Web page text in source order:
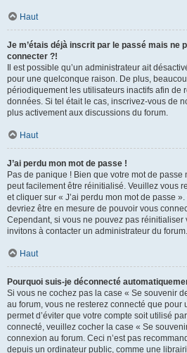
Haut
Je m’étais déjà inscrit par le passé mais ne
connecter ?!
Il est possible qu’un administrateur ait
pour une quelconque raison. De plus,
périodiquement les utilisateurs inactifs afin de
données. Si tel était le cas, inscrivez-vous de
plus activement aux discussions du forum.
Haut
J’ai perdu mon mot de passe !
Pas de panique ! Bien que votre mot de passe
peut facilement être réinitialisé. Veuillez vous
et cliquer sur « J’ai perdu mon mot de passe
devriez être en mesure de pouvoir vous
Cependant, si vous ne pouvez pas réinitialiser
invitons à contacter un administrateur du forum.
Haut
Pourquoi suis-je déconnecté
Si vous ne cochez pas la case « Se souvenir
au forum, vous ne resterez connecté que
permet d’éviter que votre compte soit utilisé
connecté, veuillez cocher la case « Se
connexion au forum. Ceci n’est pas
depuis un ordinateur public, comme une